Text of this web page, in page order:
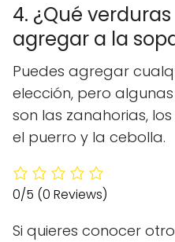
4. ¿Qué
agregar a la
Puedes agregar
elección, pero
son las zanahorias,
el puerro y la cebolla.
0/5 (0 Reviews)
Si quieres conocer